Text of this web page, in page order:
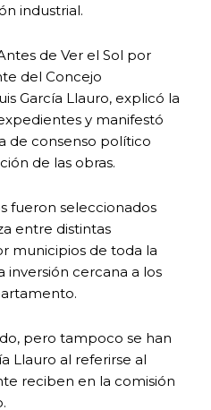
industrial.
de Ver el Sol por
del Concejo
García Llauro, explicó la
y manifestó
de consenso político
de las obras.
fueron seleccionados
entre distintas
municipios de toda la
inversión cercana a los
pero tampoco se han
Llauro al referirse al
reciben en la comisión